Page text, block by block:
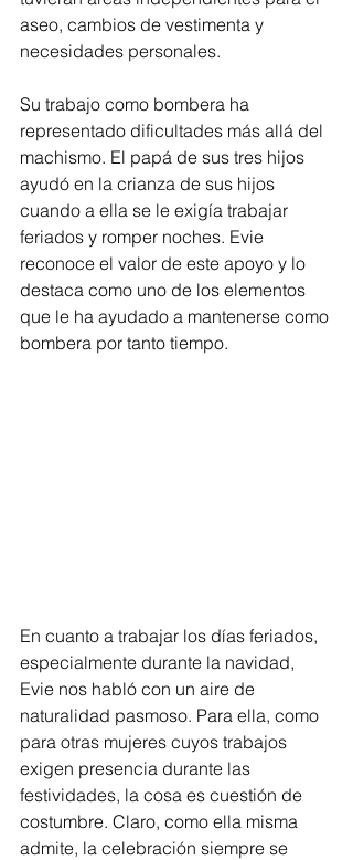
aseo, cambios de vestimenta y
necesidades personales.
Su trabajo como bombera ha
representado dificultades más allá del
machismo. El papá de sus tres hijos
ayudó en la crianza de sus hijos
cuando a ella se le exigía trabajar
feriados y romper noches. Evie
reconoce el valor de este apoyo y lo
destaca como uno de los elementos
que le ha ayudado a mantenerse como
bombera por tanto tiempo.
En cuanto a trabajar los días feriados,
especialmente durante la navidad,
Evie nos habló con un aire de
naturalidad pasmoso. Para ella, como
para otras mujeres cuyos trabajos
exigen presencia durante las
festividades, la cosa es cuestión de
costumbre. Claro, como ella misma
admite, la celebración siempre se